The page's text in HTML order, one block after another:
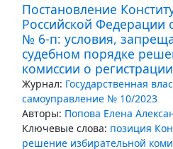
Постановление
Российской Федерации
№ 6-п: условия,
судебном порядке
комиссии о
Журнал: Государственная
самоуправление № 10/2023
Авторы: Попова Елена
Ключевые слова: позиция
решение избирательной